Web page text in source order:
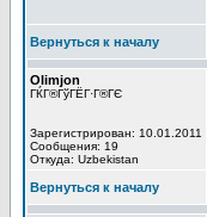
Вернуться к началу
Olimjon
ГЌГ®ГўГЁГ·Г®ГЄ
Зарегистрирован: 10.01.2011
Сообщения: 19
Откуда: Uzbekistan
Вернуться к началу